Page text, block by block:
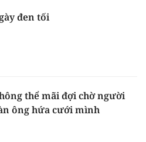
đen tối
thể mãi đợi chờ người
ông hứa cưới mình